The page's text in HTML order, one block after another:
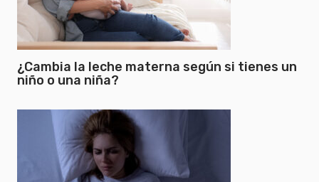
¿Cambia la leche materna según si tienes un
niño o una niña?